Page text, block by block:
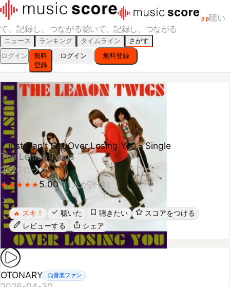
β β聴い
て、記録し、つながる聴いて、記録し、つながる
ニュース ランキング タイムライン
さがす
ログイン
無料
登録
ログイン 無料登録
I Just Can't Get Over Losing You - Single
The Lemon Twigs
2026 ロック
★
★★
★★
★ ★
★ ★
★5.00（1人が評価）
🔥 聴いた 聴きたい
スコアをつける
レビューする
シェア
OTONARY
2026-04-30
★
★★
★★
★★
★ ★
★5.00